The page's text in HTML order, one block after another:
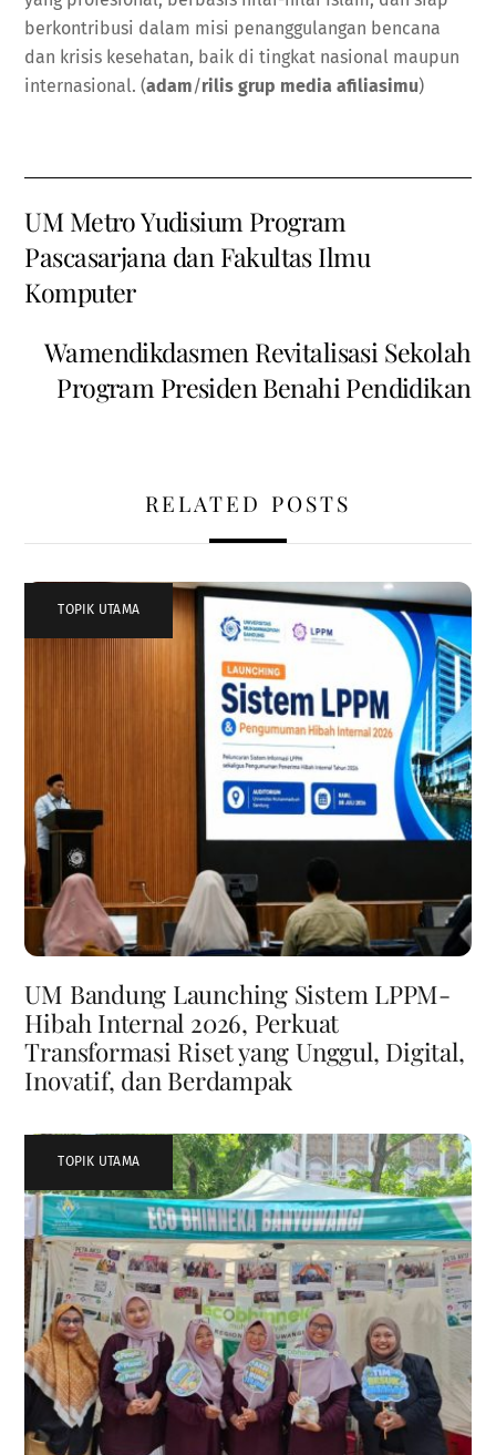
berkontribusi dalam misi penanggulangan bencana
dan krisis kesehatan, baik di tingkat nasional maupun
internasional. (adam/rilis grup media afiliasimu)
UM Metro Yudisium Program
Pascasarjana dan Fakultas Ilmu
Komputer
Wamendikdasmen Revitalisasi Sekolah
Program Presiden Benahi Pendidikan
RELATED POSTS
TOPIK UTAMA
UM Bandung Launching Sistem LPPM-
Hibah Internal 2026, Perkuat
Transformasi Riset yang Unggul, Digital,
Inovatif, dan Berdampak
TOPIK UTAMA